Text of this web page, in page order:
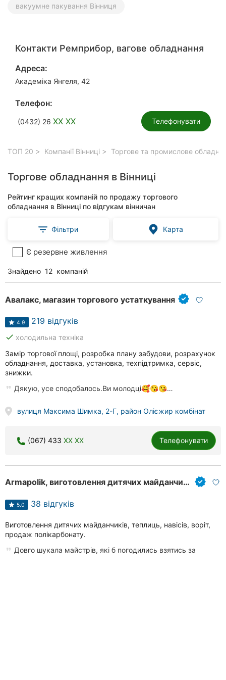
вакуумне пакування Вінниця
Контакти Ремприбор, вагове обладнання
Адреса:
Академіка Янгеля, 42
Телефон:
(0432) 26 XX XX Телефонувати
ТОП 20 Компанії Вінниці Торгове та промислове
Торгове обладнання в Вінниці
Рейтинг кращих компаній по продажу торгового
обладнання в Вінниці по відгукам вінничан
Фільтри Карта
Є резервне живлення
Знайдено 12 компаній
Авалакс, магазин торгового устаткування
4.9 219 відгуків
done холодильна техніка
Замір торгової площі, розробка плану забудови, розрахунок
обладнання, доставка, установка, техпідтримка, сервіс,
знижки.
Дякую, усе сподобалось.Ви молодці🥰😘😘…
вулиця Максима Шимка, 2-Г, район Олієжир комбінат
(067) 433 XX XX Телефонувати
Аrmapolik, виготовлення дитячих майданчиків, теплиць, воріт, навісів
5.0 38 відгуків
Виготовлення дитячих майданчиків, теплиць, навісів, воріт,
продаж полікарбонату.
Довго шукала майстрів, які б погодились взятись за